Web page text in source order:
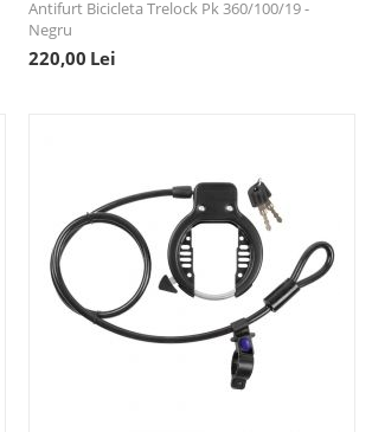
Antifurt Bicicleta Trelock Pk 360/100/19 -
Negru
220,00 Lei